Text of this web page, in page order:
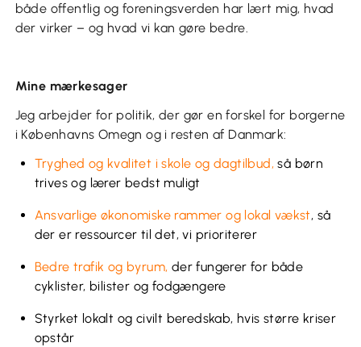
både offentlig og foreningsverden har lært mig, hvad
der virker – og hvad vi kan gøre bedre.
Mine mærkesager
Jeg arbejder for politik, der gør en forskel for borgerne
i Københavns Omegn og i resten af Danmark:
Tryghed og kvalitet i skole og dagtilbud,så børn
trives og lærer bedst muligt
Ansvarlige økonomiske rammer og lokal vækst, så
der er ressourcer til det, vi prioriterer
Bedre trafik og byrum, der fungerer for både
cyklister, bilister og fodgængere
Styrket lokalt og civilt beredskab, hvis større kriser
opstår